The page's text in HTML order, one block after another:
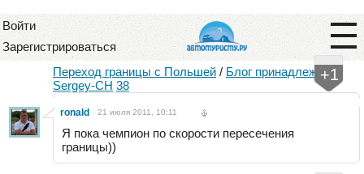
Войти
Зарегистрироваться
Переход границы с Польшей / Блог принадлежит:
Sergey-CH 38
+1
ronald 21 июля 2011, 10:11
Я пока чемпион по скорости пересечения
границы))